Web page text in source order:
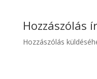
Hozzászólás
Hozzászólás